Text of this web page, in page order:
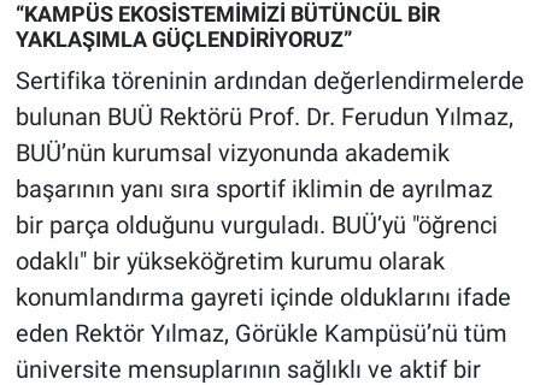
“KAMPÜS EKOSİSTEMİMİZİ BÜTÜNCÜL BİR
YAKLAŞIMLA GÜÇLENDİRİYORUZ”
Sertifika töreninin ardından değerlendirmelerde
bulunan BUÜ Rektörü Prof. Dr. Ferudun Yılmaz,
BUÜ’nün kurumsal vizyonunda akademik
başarının yanı sıra sportif iklimin de ayrılmaz
bir parça olduğunu vurguladı. BUÜ’yü "öğrenci
odaklı" bir yükseköğretim kurumu olarak
konumlandırma gayreti içinde olduklarını ifade
eden Rektör Yılmaz, Görükle Kampüsü’nü tüm
üniversite mensuplarının sağlıklı ve aktif bir